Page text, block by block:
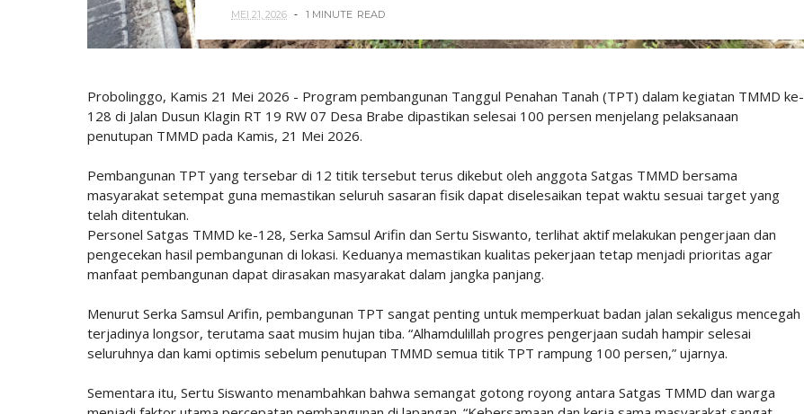
MEI 21, 2026 1 MINUTE READ
Probolinggo, Kamis 21 Mei 2026 - Program pembangunan Tanggul Penahan Tanah (TPT) dalam kegiatan TMMD ke-
128 di Jalan Dusun Klagin RT 19 RW 07 Desa Brabe dipastikan selesai 100 persen menjelang pelaksanaan
penutupan TMMD pada Kamis, 21 Mei 2026.
Pembangunan TPT yang tersebar di 12 titik tersebut terus dikebut oleh anggota Satgas TMMD bersama
masyarakat setempat guna memastikan seluruh sasaran fisik dapat diselesaikan tepat waktu sesuai target yang
telah ditentukan.
Personel Satgas TMMD ke-128, Serka Samsul Arifin dan Sertu Siswanto, terlihat aktif melakukan pengerjaan dan
pengecekan hasil pembangunan di lokasi. Keduanya memastikan kualitas pekerjaan tetap menjadi prioritas agar
manfaat pembangunan dapat dirasakan masyarakat dalam jangka panjang.
Menurut Serka Samsul Arifin, pembangunan TPT sangat penting untuk memperkuat badan jalan sekaligus mencegah
terjadinya longsor, terutama saat musim hujan tiba. “Alhamdulillah progres pengerjaan sudah hampir selesai
seluruhnya dan kami optimis sebelum penutupan TMMD semua titik TPT rampung 100 persen,” ujarnya.
Sementara itu, Sertu Siswanto menambahkan bahwa semangat gotong royong antara Satgas TMMD dan warga